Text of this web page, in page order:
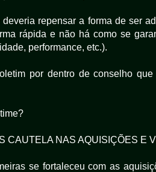
repensar a forma de ser
rápida e não há como se
performance, etc.).
por dentro de conselho
CAUTELA NAS AQUISIÇÕES E
se fortaleceu com as